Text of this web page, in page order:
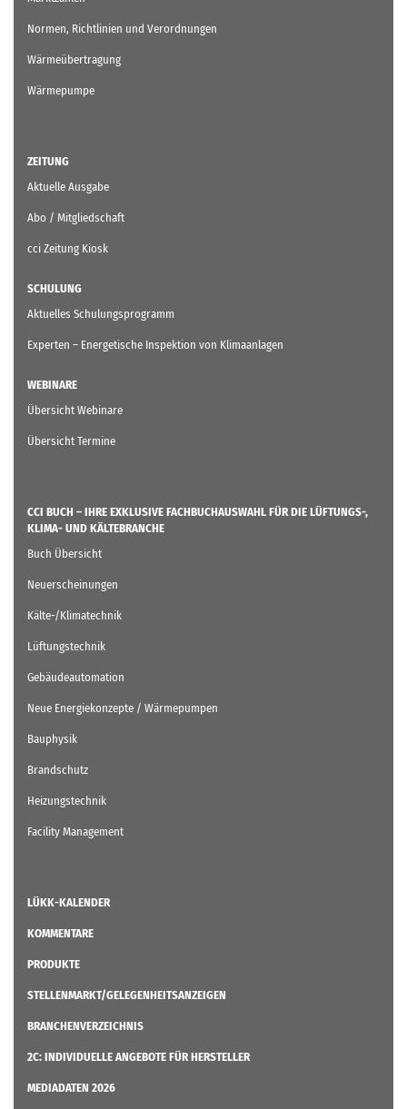
Normen, Richtlinien und Verordnungen
Wärmeübertragung
Wärmepumpe
ZEITUNG
Aktuelle Ausgabe
Abo / Mitgliedschaft
cci Zeitung Kiosk
SCHULUNG
Aktuelles Schulungsprogramm
Experten – Energetische Inspektion von Klimaanlagen
WEBINARE
Übersicht Webinare
Übersicht Termine
CCI BUCH – IHRE EXKLUSIVE FACHBUCHAUSWAHL FÜR DIE LÜFTUNGS-,
KLIMA- UND KÄLTEBRANCHE
Buch Übersicht
Neuerscheinungen
Kälte-/Klimatechnik
Lüftungstechnik
Gebäudeautomation
Neue Energiekonzepte / Wärmepumpen
Bauphysik
Brandschutz
Heizungstechnik
Facility Management
LÜKK-KALENDER
KOMMENTARE
PRODUKTE
STELLENMARKT/GELEGENHEITSANZEIGEN
BRANCHENVERZEICHNIS
2C: INDIVIDUELLE ANGEBOTE FÜR HERSTELLER
MEDIADATEN 2026